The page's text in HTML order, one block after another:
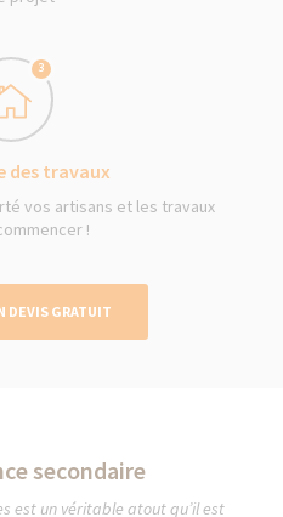
3
des travaux
vos artisans et les travaux
!
DEVIS GRATUIT
secondaire
est un véritable atout qu’il est